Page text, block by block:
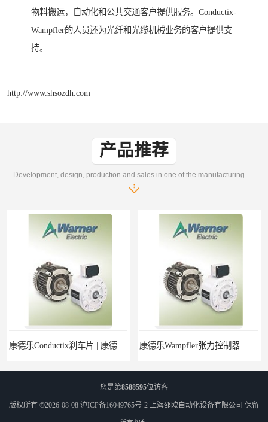
物料搬运，自动化和公共交通客户提供服务。Conductix-
Wampfler的人员还为光纤和光缆机械业务的客户提供支
持。
http://www.shsozdh.com
产品推荐
您是第8588595位访客
版权所有 ©2026-08-08 沪ICP备16049765号-2 上海邵欧自动化设备有限公司 保留